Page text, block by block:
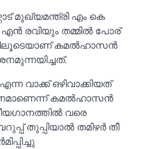
മുഖ്യമന്ത്രി എം കെ
രവിയും തമ്മില്‍ പോര്
കമല്‍ഹാസന്‍
വാക്ക് ഒഴിവാക്കിയത്
കമല്‍ഹാസന്‍
വരെ
തുപ്പിയാല്‍ തമിഴര്‍ തീ